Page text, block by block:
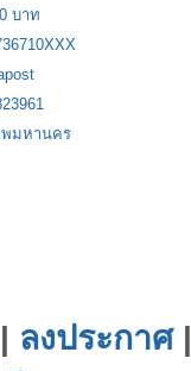
บาท
พมหานคร
| ลงประกาศ|